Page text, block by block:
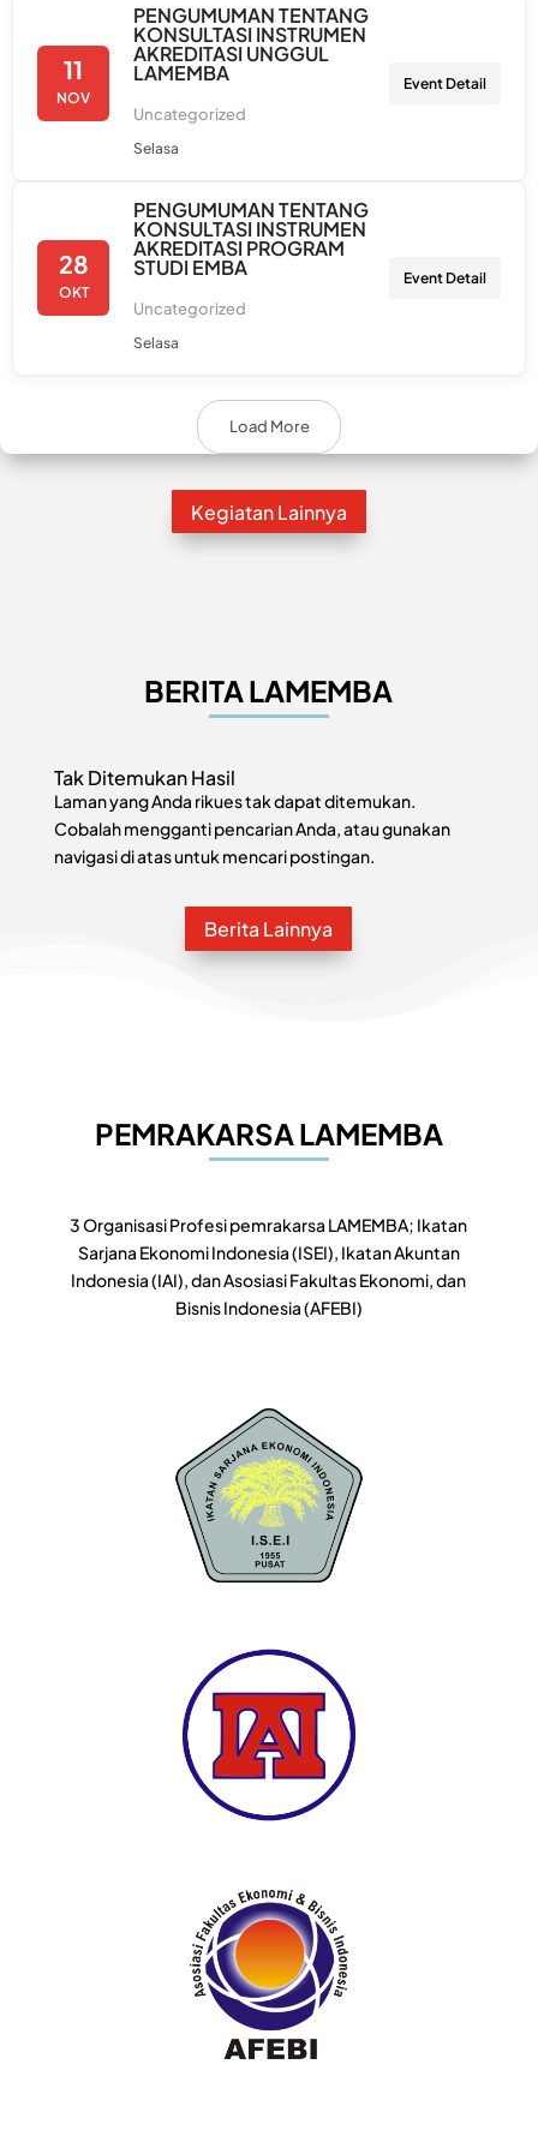
11
NOV
PENGUMUMAN TENTANG
KONSULTASI INSTRUMEN
AKREDITASI UNGGUL
LAMEMBA
Uncategorized
Selasa
Event Detail
28
OKT
PENGUMUMAN TENTANG
KONSULTASI INSTRUMEN
AKREDITASI PROGRAM
STUDI EMBA
Uncategorized
Selasa
Event Detail
Load More
Kegiatan Lainnya
BERITA LAMEMBA
Tak Ditemukan Hasil
Laman yang Anda rikues tak dapat ditemukan.
Cobalah mengganti pencarian Anda, atau gunakan
navigasi di atas untuk mencari postingan.
Berita Lainnya
PEMRAKARSA LAMEMBA
3 Organisasi Profesi pemrakarsa LAMEMBA; Ikatan
Sarjana Ekonomi Indonesia (ISEI), Ikatan Akuntan
Indonesia (IAI), dan Asosiasi Fakultas Ekonomi, dan
Bisnis Indonesia (AFEBI)